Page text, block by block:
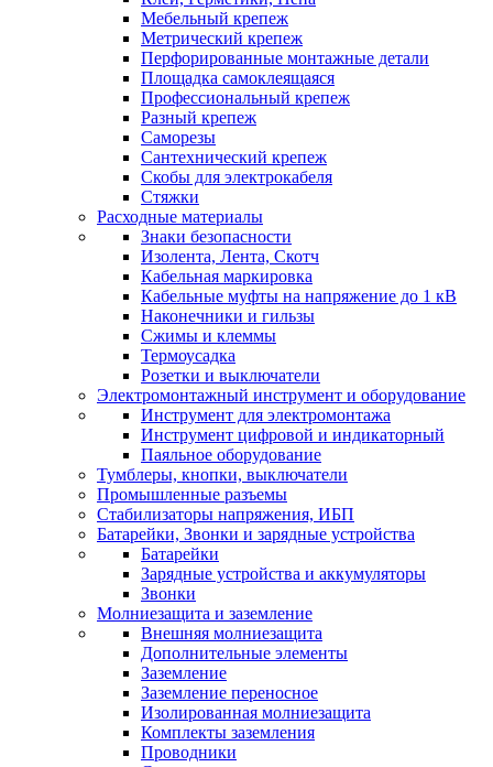
Мебельный крепеж
Метрический крепеж
Перфорированные монтажные детали
Площадка самоклеящаяся
Профессиональный крепеж
Разный крепеж
Саморезы
Сантехнический крепеж
Скобы для электрокабеля
Стяжки
Расходные материалы
Знаки безопасности
Изолента, Лента, Скотч
Кабельная маркировка
Кабельные муфты на напряжение до 1 кВ
Наконечники и гильзы
Сжимы и клеммы
Термоусадка
Розетки и выключатели
Электромонтажный инструмент и оборудование
Инструмент для электромонтажа
Инструмент цифровой и индикаторный
Паяльное оборудование
Тумблеры, кнопки, выключатели
Промышленные разъемы
Стабилизаторы напряжения, ИБП
Батарейки, Звонки и зарядные устройства
Батарейки
Зарядные устройства и аккумуляторы
Звонки
Молниезащита и заземление
Внешняя молниезащита
Дополнительные элементы
Заземление
Заземление переносное
Изолированная молниезащита
Комплекты заземления
Проводники